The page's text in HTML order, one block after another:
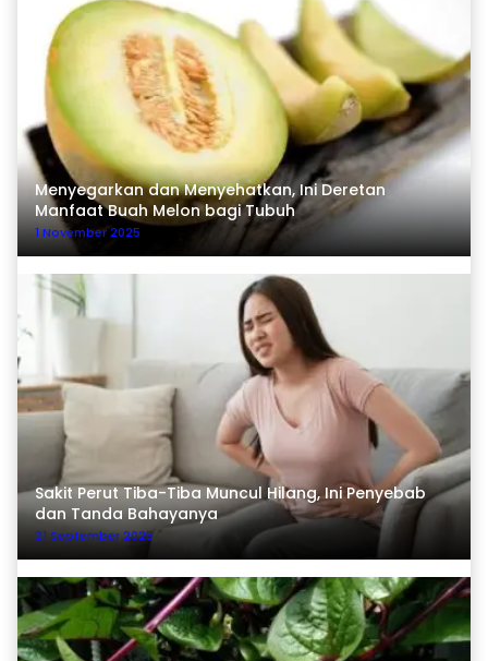
Menyegarkan dan Menyehatkan, Ini Deretan
Manfaat Buah Melon bagi Tubuh
1 November 2025
Sakit Perut Tiba-Tiba Muncul Hilang, Ini Penyebab
dan Tanda Bahayanya
21 September 2025